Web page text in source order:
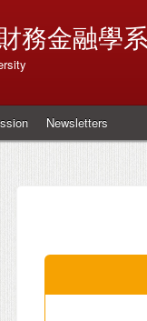
務金融學
Newsletters